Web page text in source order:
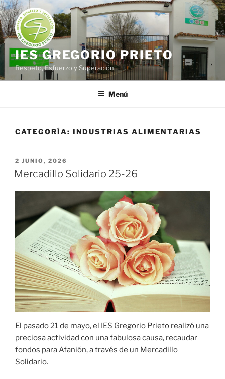
Saltar
al
contenido
IES GREGORIO PRIETO
Respeto, Esfuerzo y Superación
Menú
CATEGORÍA: INDUSTRIAS ALIMENTARIAS
PUBLICADO
EL
2 JUNIO, 2026
Mercadillo Solidario 25-26
El pasado 21 de mayo, el IES Gregorio Prieto realizó una
preciosa actividad con una fabulosa causa, recaudar
fondos para Afanión, a través de un Mercadillo
Solidario.